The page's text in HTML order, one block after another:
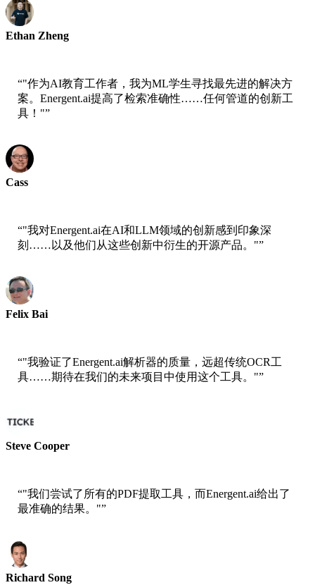
Ethan Zheng
“"作为AI教育工作者，我为ML学生寻找最先进的解决方
案。Energent.ai提高了检索准确性……任何管道的创新工
具！"”
Cass
“"我对Energent.ai在AI和LLM领域的创新感到印象深
刻……以及他们从这些创新中衍生的开源产品。"”
Felix Bai
“"我验证了Energent.ai解析器的质量，远超传统OCR工
具……期待在我们的未来项目中使用这个工具。"”
Steve Cooper
“"我们尝试了所有的PDF提取工具，而Energent.ai给出了
最准确的结果。"”
Richard Song